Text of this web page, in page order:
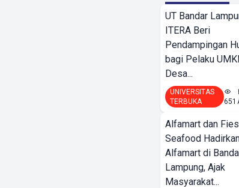
UT Bandar
ITERA Beri
Pendampingan
bagi Pelaku
Desa...
UNIVERSITAS
TERBUKA
651
Alfamart dan
Seafood
Alfamart di
Lampung, Ajak
Masyarakat...